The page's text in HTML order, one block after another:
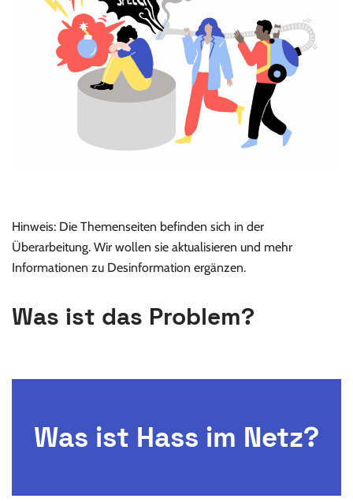
Hinweis: Die Themenseiten befinden sich in der
Überarbeitung. Wir wollen sie aktualisieren und mehr
Informationen zu Desinformation ergänzen.
Was ist das Problem?
Was ist Hass im Netz?